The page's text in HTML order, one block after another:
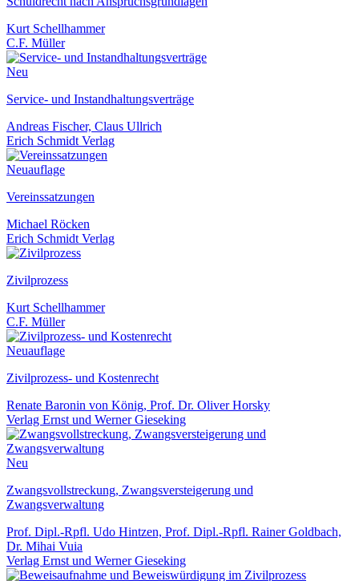
Kurt Schellhammer
C.F. Müller
Neu
Service- und Instandhaltungsverträge
Andreas Fischer, Claus Ullrich
Erich Schmidt Verlag
Neuauflage
Vereinssatzungen
Michael Röcken
Erich Schmidt Verlag
Zivilprozess
Kurt Schellhammer
C.F. Müller
Neuauflage
Zivilprozess- und Kostenrecht
Renate Baronin von König, Prof. Dr. Oliver Horsky
Verlag Ernst und Werner Gieseking
Neu
Zwangsvollstreckung, Zwangsversteigerung und
Zwangsverwaltung
Prof. Dipl.-Rpfl. Udo Hintzen, Prof. Dipl.-Rpfl. Rainer Goldbach,
Dr. Mihai Vuia
Verlag Ernst und Werner Gieseking